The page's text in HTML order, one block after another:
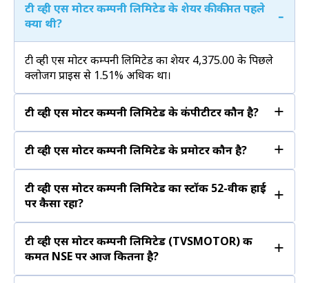
टी व्ही एस मोटर कम्पनी लिमिटेड के शेयर की कीमत पहले
क्या थी?
-
टी व्ही एस मोटर कम्पनी लिमिटेड का शेयर ₹4,375.00 के पिछले
क्लोजिंग प्राइस से 1.51% अधिक था।
टी व्ही एस मोटर कम्पनी लिमिटेड के कंपीटीटर कौन है? +
टी व्ही एस मोटर कम्पनी लिमिटेड के प्रमोटर कौन है? +
टी व्ही एस मोटर कम्पनी लिमिटेड का स्टॉक 52-वीक हाई
पर कैसा रहा?
+
टी व्ही एस मोटर कम्पनी लिमिटेड (TVSMOTOR) की
कीमत NSE पर आज कितना है?
+